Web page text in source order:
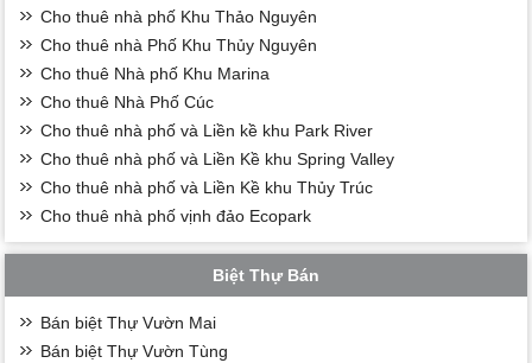
Cho thuê nhà phố Khu Thảo Nguyên
Cho thuê nhà Phố Khu Thủy Nguyên
Cho thuê Nhà phố Khu Marina
Cho thuê Nhà Phố Cúc
Cho thuê nhà phố và Liền kề khu Park River
Cho thuê nhà phố và Liền Kề khu Spring Valley
Cho thuê nhà phố và Liền Kề khu Thủy Trúc
Cho thuê nhà phố vịnh đảo Ecopark
Biệt Thự Bán
Bán biệt Thự Vườn Mai
Bán biệt Thự Vườn Tùng